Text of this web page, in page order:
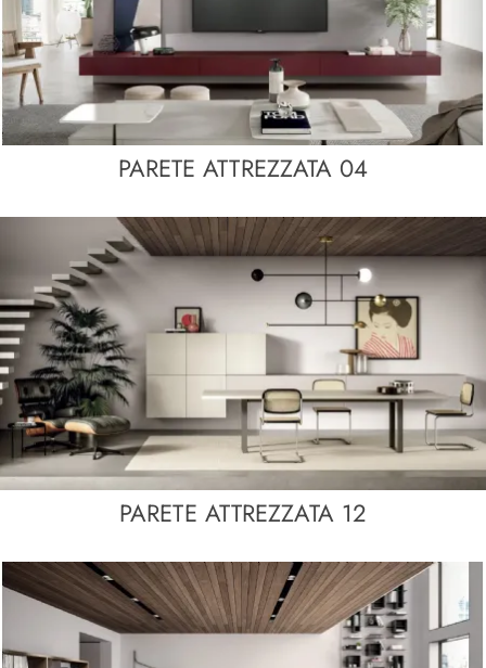
PARETE ATTREZZATA 04
PARETE ATTREZZATA 12